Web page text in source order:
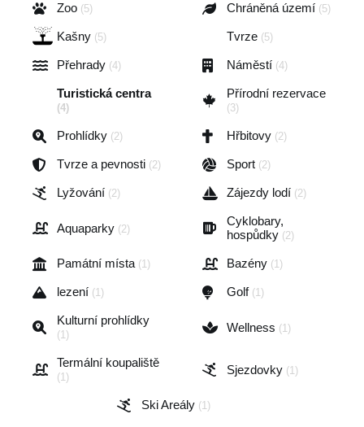
Zoo (5) Chráněná území (5)
Kašny (5) Tvrze (5)
Přehrady (4) Náměstí (4)
Turistická centra
(4)
Přírodní rezervace
(3)
Prohlídky (2) Hřbitovy (2)
Tvrze a pevnosti (2) Sport (2)
Lyžování (2) Zájezdy lodí (2)
Aquaparky (2)
Cyklobary,
hospůdky (2)
Památní místa (1) Bazény (1)
lezení (1) Golf (1)
Kulturní prohlídky
(1)
Wellness (1)
Termální koupaliště
(1)
Sjezdovky (1)
Ski Areály (1)